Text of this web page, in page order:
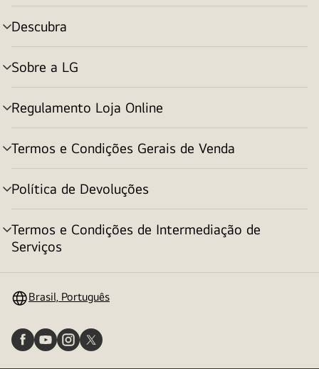
menu
Descubra
alternar
menu
Sobre a LG
alternar
menu
Regulamento Loja Online
alternar
menu
Termos e Condições Gerais de Venda
alternar
menu
Política de Devoluções
alternar
menu
Termos e Condições de Intermediação de
Serviços
alternar
Brasil, Português